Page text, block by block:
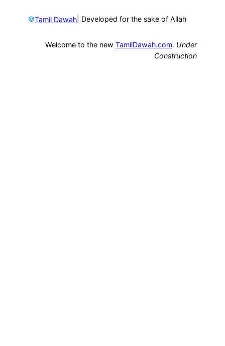
©Tamil Dawah | Developed for the sake of Allah
Welcome to the new TamilDawah.com. Under
Construction